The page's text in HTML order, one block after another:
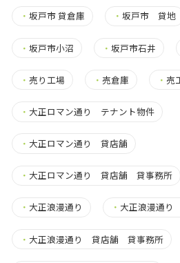
・ 坂戸市 貸倉庫 ・坂戸市 貸地
・ 坂戸市小沼 ・坂戸市石井
・ 売り工場 ・ 売倉庫 ・ 売
・ 大正ロマン通り テナント物件
・ 大正ロマン通り 貸店舗
・ 大正ロマン通り 貸店舗 貸事務所
・ 大正浪漫通り ・ 大正浪漫通
・ 大正浪漫通り 貸店舗 貸事務所